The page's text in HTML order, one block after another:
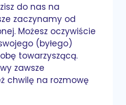
do nas na
zaczynamy od
Możesz oczywiście
(byłego)
towarzyszącą.
zawsze
chwilę na rozmowę